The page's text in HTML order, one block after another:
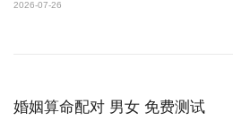
2026-07-26
婚姻算命配对 男女 免费测试